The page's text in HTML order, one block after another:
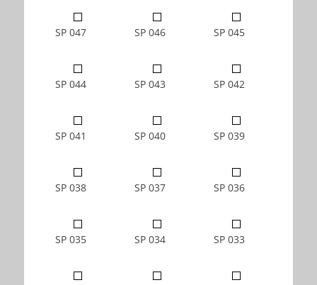
SP 047 SP 046 SP 045
SP 044 SP 043 SP 042
SP 041 SP 040 SP 039
SP 038 SP 037 SP 036
SP 035 SP 034 SP 033